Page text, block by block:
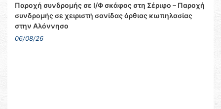
Παροχή συνδρομής σε Ι/Φ σκάφος στη Σέριφο – Παροχή
συνδρομής σε χειριστή σανίδας όρθιας κωπηλασίας
στην Αλόννησο
06/08/26